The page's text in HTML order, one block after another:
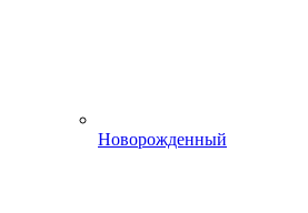
Новорожденный